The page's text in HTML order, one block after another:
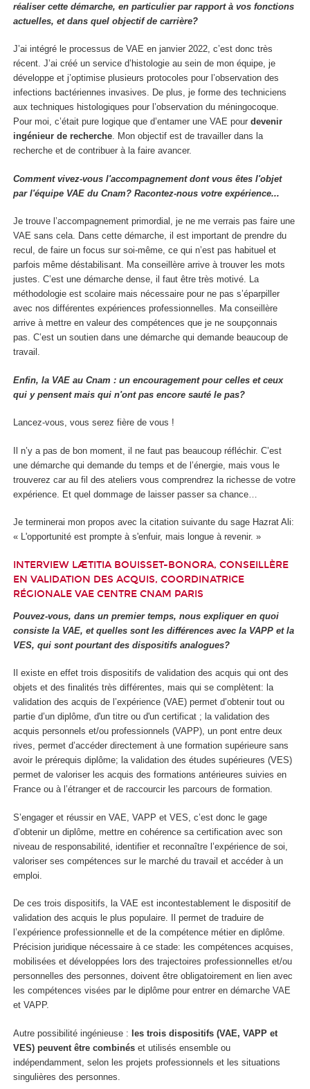
réaliser cette démarche, en particulier par rapport à vos fonctions
actuelles, et dans quel objectif de carrière?
J’ai intégré le processus de VAE en janvier 2022, c’est donc très
récent. J’ai créé un service d’histologie au sein de mon équipe, je
développe et j’optimise plusieurs protocoles pour l’observation des
infections bactériennes invasives. De plus, je forme des techniciens
aux techniques histologiques pour l’observation du méningocoque.
Pour moi, c’était pure logique que d’entamer une VAE pour devenir
ingénieur de recherche. Mon objectif est de travailler dans la
recherche et de contribuer à la faire avancer.
Comment vivez-vous l'accompagnement dont vous êtes l'objet
par l'équipe VAE du Cnam? Racontez-nous votre expérience...
Je trouve l’accompagnement primordial, je ne me verrais pas faire une
VAE sans cela. Dans cette démarche, il est important de prendre du
recul, de faire un focus sur soi-même, ce qui n’est pas habituel et
parfois même déstabilisant. Ma conseillère arrive à trouver les mots
justes. C’est une démarche dense, il faut être très motivé. La
méthodologie est scolaire mais nécessaire pour ne pas s’éparpiller
avec nos différentes expériences professionnelles. Ma conseillère
arrive à mettre en valeur des compétences que je ne soupçonnais
pas. C’est un soutien dans une démarche qui demande beaucoup de
travail.
Enfin, la VAE au Cnam : un encouragement pour celles et ceux
qui y pensent mais qui n'ont pas encore sauté le pas?
Lancez-vous, vous serez fière de vous !
Il n’y a pas de bon moment, il ne faut pas beaucoup réfléchir. C’est
une démarche qui demande du temps et de l’énergie, mais vous le
trouverez car au fil des ateliers vous comprendrez la richesse de votre
expérience. Et quel dommage de laisser passer sa chance…
Je terminerai mon propos avec la citation suivante du sage Hazrat Ali:
« L'opportunité est prompte à s'enfuir, mais longue à revenir. »
INTERVIEW LÆTITIA BOUISSET-BONORA, CONSEILLÈRE
EN VALIDATION DES ACQUIS, COORDINATRICE
RÉGIONALE VAE CENTRE CNAM PARIS
Pouvez-vous, dans un premier temps, nous expliquer en quoi
consiste la VAE, et quelles sont les différences avec la VAPP et la
VES, qui sont pourtant des dispositifs analogues?
Il existe en effet trois dispositifs de validation des acquis qui ont des
objets et des finalités très différentes, mais qui se complètent: la
validation des acquis de l’expérience (VAE) permet d’obtenir tout ou
partie d’un diplôme, d'un titre ou d'un certificat ; la validation des
acquis personnels et/ou professionnels (VAPP), un pont entre deux
rives, permet d’accéder directement à une formation supérieure sans
avoir le prérequis diplôme; la validation des études supérieures (VES)
permet de valoriser les acquis des formations antérieures suivies en
France ou à l’étranger et de raccourcir les parcours de formation.
S’engager et réussir en VAE, VAPP et VES, c’est donc le gage
d’obtenir un diplôme, mettre en cohérence sa certification avec son
niveau de responsabilité, identifier et reconnaître l’expérience de soi,
valoriser ses compétences sur le marché du travail et accéder à un
emploi.
De ces trois dispositifs, la VAE est incontestablement le dispositif de
validation des acquis le plus populaire. Il permet de traduire de
l’expérience professionnelle et de la compétence métier en diplôme.
Précision juridique nécessaire à ce stade: les compétences acquises,
mobilisées et développées lors des trajectoires professionnelles et/ou
personnelles des personnes, doivent être obligatoirement en lien avec
les compétences visées par le diplôme pour entrer en démarche VAE
et VAPP.
Autre possibilité ingénieuse : les trois dispositifs (VAE, VAPP et
VES) peuvent être combinés et utilisés ensemble ou
indépendamment, selon les projets professionnels et les situations
singulières des personnes.